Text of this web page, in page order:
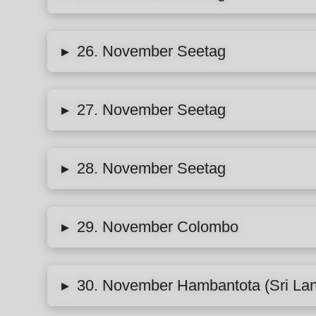
▸ 26. November Seetag
▸ 27. November Seetag
▸ 28. November Seetag
▸ 29. November Colombo
▸ 30. November Hambantota (Sri